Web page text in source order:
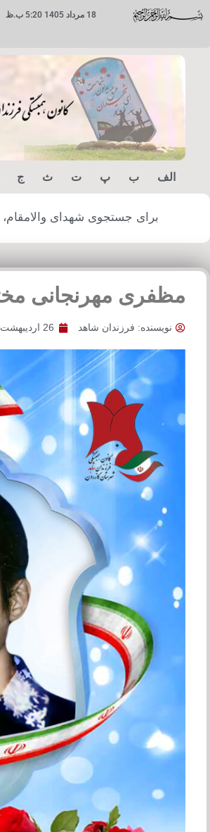
18 مرداد 1405 5:20 ب.ظ
الف ب پ ت ث ج
برای جستجوی شهدای والامقام،
مظفری مهرنجانی
نویسنده: فرزندان شاهد 26 اردیبهشت 1402